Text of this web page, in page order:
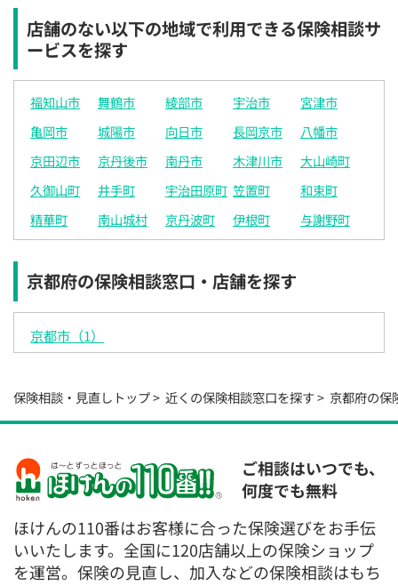
×
15:30
×
16:00
×
16:30
×
17:00
17:30
×
18:00
◯
15:30
◯
16:00
◯
16:30
◯
17:00
17:30
◯
18:00
◯
15:30
◯
16:00
16:30
17:00
17:30
◯
18:00
◯
15:30
◯
16:00
◯
16:30
◯
17:00
17:30
◯
18:00
◯
15:30
◯
16:00
◯
16:30
◯
17:00
17:30
◯
18:00
◯
15:30
◯
16:00
◯
16:30
◯
17:00
17:30
◯
18:00
◯
15:30
◯
16:30
17:00
◯
18:00
○：予約可 ×：予約不可
：お電話にてお問い合わせください
0120-987-110
※受付時間外にご予約をいただいた場合は、
翌営業日のご連絡となります
店舗のない以下の地域で利用できる保険相談サ
ービスを探す
福知山市 舞鶴市 綾部市 宇治市
宮津市
亀岡市
城陽市 向日市 長岡京市
八幡市
京田辺市
京丹後市 南丹市 木津川市
大山崎町
久御山町
井手町 宇治田原町 笠置町
和束町
精華町
南山城村 京丹波町 伊根町 与謝野町
京都府の保険相談窓口・店舗を探す
京都市（1）
保険相談・見直しトップ 近くの保険相談窓口を探す 京都府の保
ご相談はいつでも、
何度でも無料
ほけんの110番はお客様に合った保険選びをお手伝
いいたします。全国に120店舗以上の保険ショップ
を運営。保険の見直し、加入などの保険相談はもち